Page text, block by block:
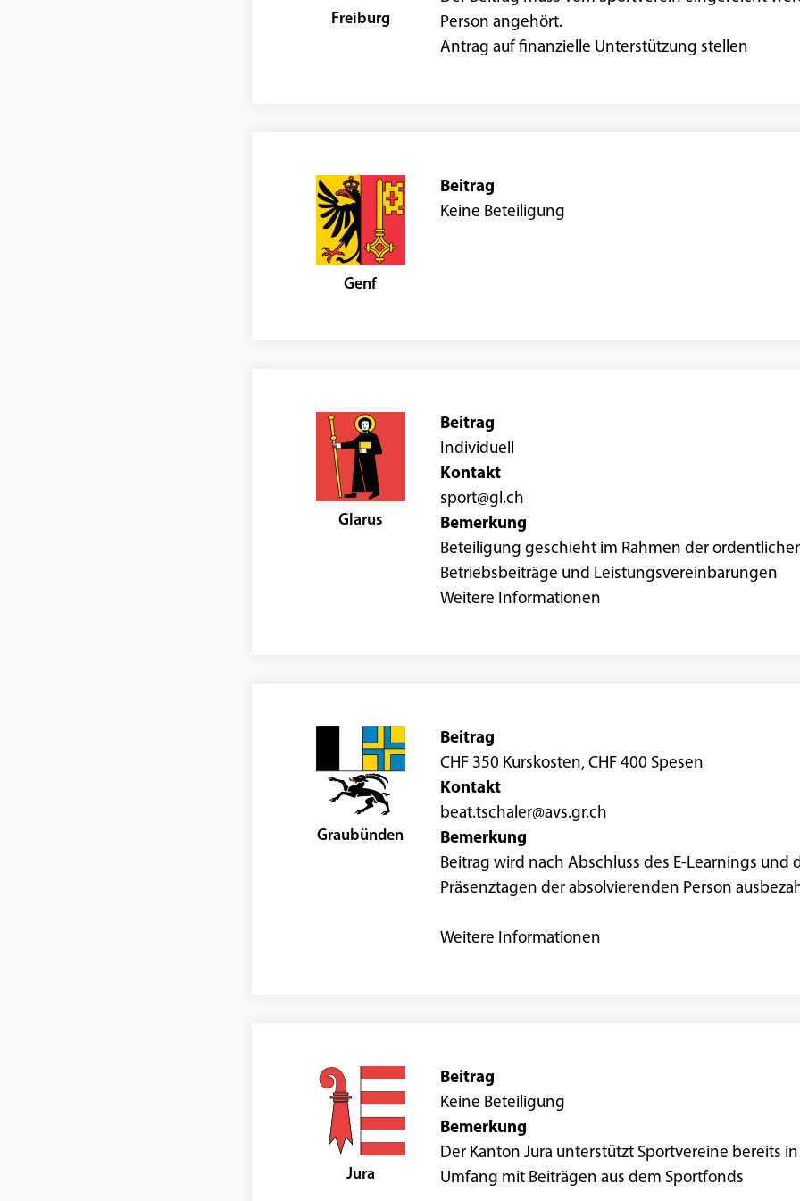
Freiburg
Person angehört.
Antrag auf finanzielle Unterstützung stellen
Genf
Beitrag
Keine Beteiligung
Glarus
Beitrag
Individuell
Kontakt
sport@gl.ch
Bemerkung
Beteiligung geschieht im Rahmen der
Betriebsbeiträge und Leistungsvereinbarungen
Weitere Informationen
Graubünden
Beitrag
CHF 350 Kurskosten, CHF 400 Spesen
Kontakt
beat.tschaler@avs.gr.ch
Bemerkung
Beitrag wird nach Abschluss des E-Learnings und
Präsenztagen der absolvierenden Person
Weitere Informationen
Jura
Beitrag
Keine Beteiligung
Bemerkung
Der Kanton Jura unterstützt Sportvereine bereits
Umfang mit Beiträgen aus dem Sportfonds